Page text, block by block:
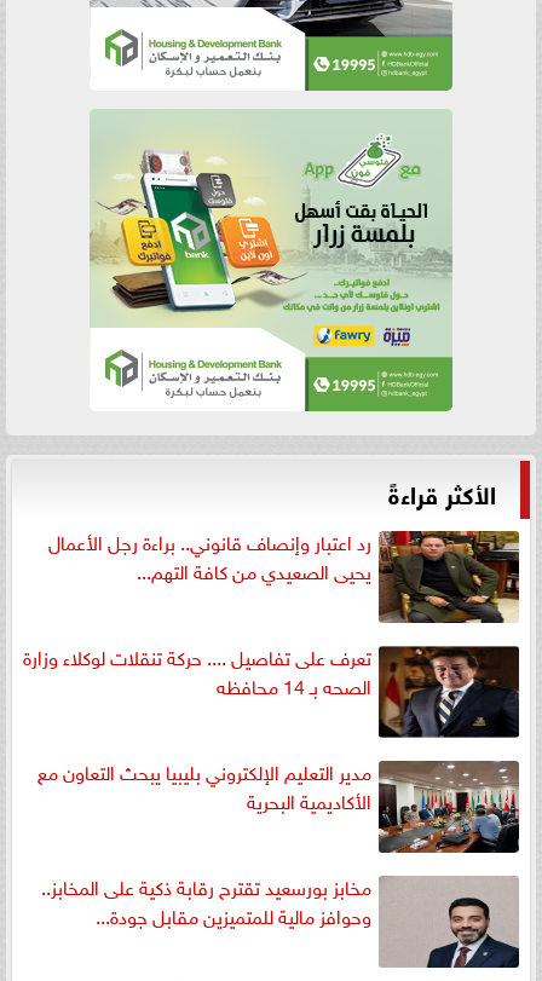
الأكثر قراءةً
رد اعتبار وإنصاف قانوني.. براءة رجل الأعمال
يحيى الصعيدي من كافة التهم...
تعرف على تفاصيل .... حركة تنقلات لوكلاء وزارة
الصحه بـ 14 محافظه
مدير التعليم الإلكتروني بليبيا يبحث التعاون مع
الأكاديمية البحرية
مخابز بورسعيد تقترح رقابة ذكية على المخابز..
وحوافز مالية للمتميزين مقابل جودة...